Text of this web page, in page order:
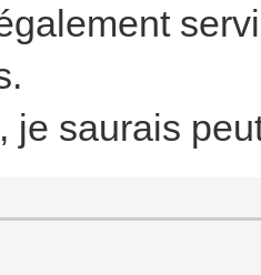
je saurais